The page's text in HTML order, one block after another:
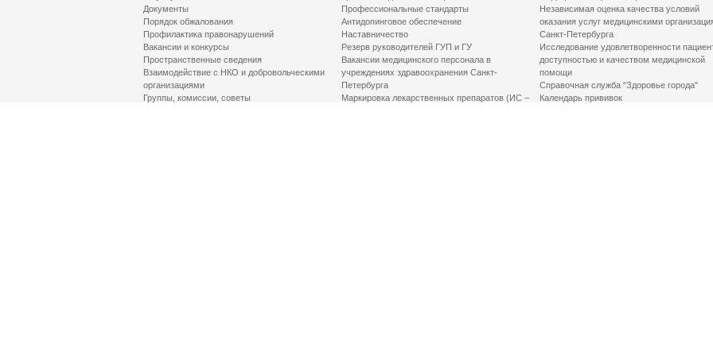
Документы
Порядок обжалования
Профилактика правонарушений
Вакансии и конкурсы
Пространственные сведения
Взаимодействие с НКО и добровольческими
организациями
Группы, комиссии, советы
Профессиональные стандарты
Антидопинговое обеспечение
Наставничество
Резерв руководителей ГУП и ГУ
Вакансии медицинского персонала в
учреждениях здравоохранения Санкт-
Петербурга
Маркировка лекарственных препаратов (ИС –
Независимая оценка качества условий
оказания услуг медицинскими
Санкт-Петербурга
Исследование удовлетворенности
доступностью и качеством медицинской
помощи
Справочная служба "Здоровье города"
Календарь прививок